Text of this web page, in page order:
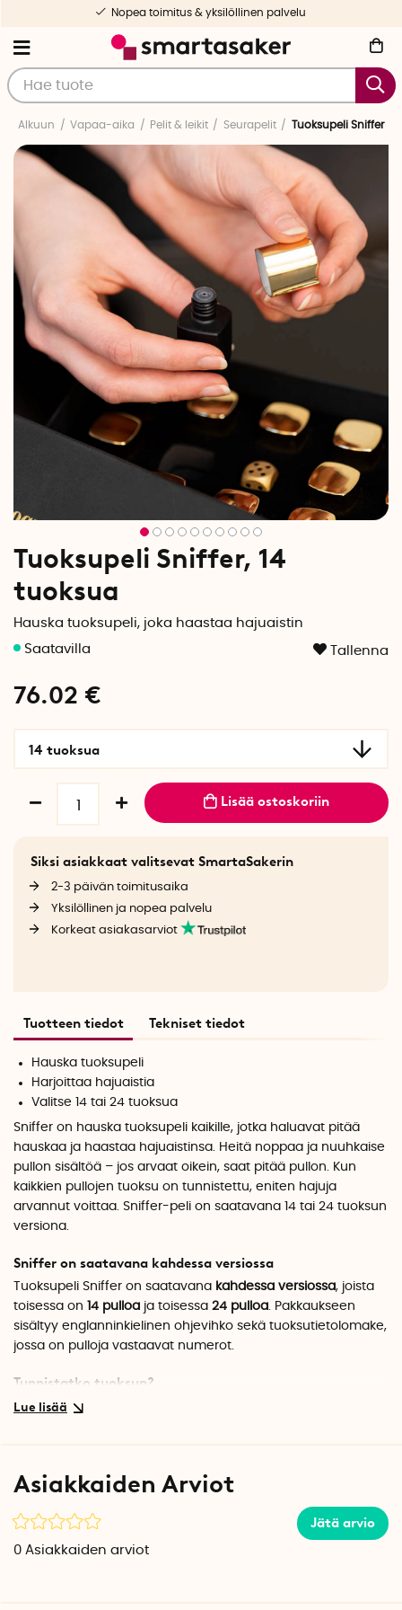
Nopea toimitus & yksilöllinen palvelu
Alkuun Vapaa-aika Pelit & leikit Seurapelit Tuoksupeli Sniffer
Tuoksupeli Sniffer, 14
tuoksua
Hauska tuoksupeli, joka haastaa hajuaistin
Tallenna
76.02 €
14 tuoksua
Lisää ostoskoriin
Siksi asiakkaat valitsevat SmartaSakerin
2-3 päivän toimitusaika
Yksilöllinen ja nopea palvelu
Korkeat asiakasarviot
Tuotteen tiedot Tekniset tiedot
Hauska tuoksupeli
Harjoittaa hajuaistia
Valitse 14 tai 24 tuoksua
Sniffer on hauska tuoksupeli kaikille, jotka haluavat pitää
hauskaa ja haastaa hajuaistinsa. Heitä noppaa ja nuuhkaise
pullon sisältöä – jos arvaat oikein, saat pitää pullon. Kun
kaikkien pullojen tuoksu on tunnistettu, eniten hajuja
arvannut voittaa. Sniffer-peli on saatavana 14 tai 24 tuoksun
versiona.
Sniffer on saatavana kahdessa versiossa
Tuoksupeli Sniffer on saatavana kahdessa versiossa, joista
toisessa on
14 pulloa ja toisessa 24 pulloa. Pakkaukseen
sisältyy englanninkielinen ohjevihko sekä tuoksutietolomake,
jossa on pulloja vastaavat numerot.
Tunnistatko tuoksun?
Snifferin ideana on yrittää tunnistaa pullossa oleva tuoksu.
ihmisiä. Ehkä palaat pelin myötä takaisin paikkaan,
tapaamiseen tai muistoon, jonka olit jo unohtanut?
Yksi tai useampi pelaaja
Asiakkaiden Arviot
Jätä arvio
0 Asiakkaiden arviot